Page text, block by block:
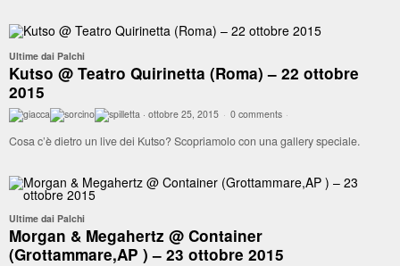
Ultime dai Palchi
Kutso @ Teatro Quirinetta (Roma) – 22 ottobre
2015
· ottobre 25, 2015 · 0 comments ·
Cosa c’è dietro un live dei Kutso? Scopriamolo con una gallery speciale.
Ultime dai Palchi
Morgan & Megahertz @ Container
(Grottammare,AP ) – 23 ottobre 2015